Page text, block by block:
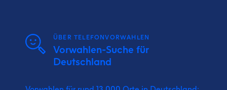
ÜBER TELEFONVORWAHLEN
Vorwahlen-Suche für
Deutschland